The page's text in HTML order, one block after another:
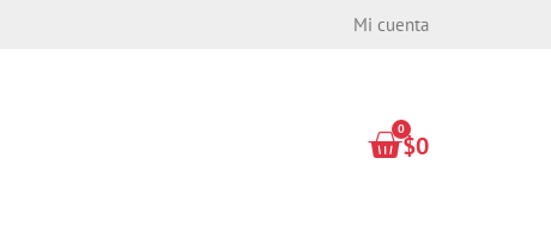
Mi cuenta
$0
0